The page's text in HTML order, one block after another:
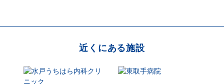
近くにある施設